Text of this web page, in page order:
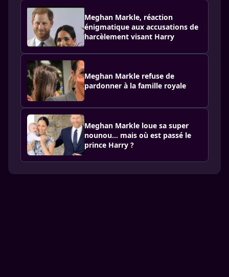
Meghan Markle, réaction
énigmatique aux accusations de
harcèlement visant Harry
Meghan Markle refuse de
pardonner à la famille royale
Meghan Markle loue sa super
nounou… mais où est passé le
prince Harry ?